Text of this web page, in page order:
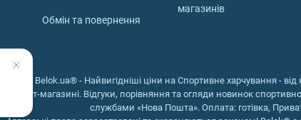
Обмін та повернення
магазинів
© 2026 © Belok.ua® - Найвигідніші ціни на Спортивне харчування -
інтернет-магазині. Відгуки, порівняння та огляди новинок
службами «Нова Пошта». Оплата: готівка,